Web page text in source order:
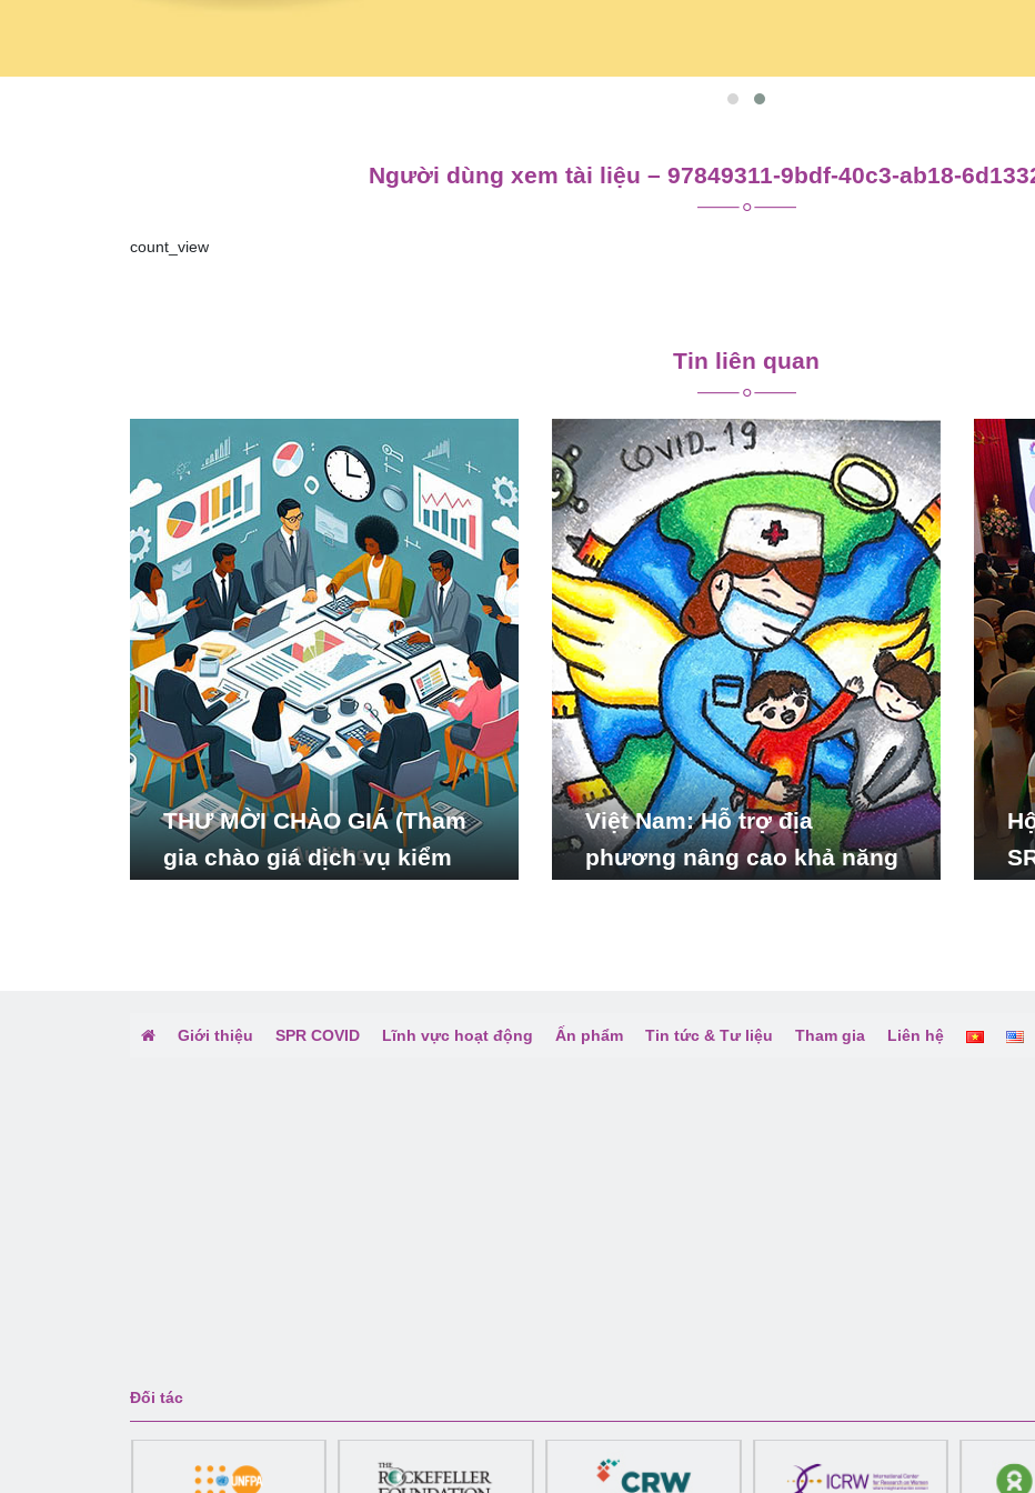
Người dùng xem tài liệu – 97849311-9bdf-40c3-ab18-
count_view
viết
Tin liên quan
THƯ MỜI CHÀO GIÁ (Tham
gia chào giá dịch vụ kiểm
Việt Nam: Hỗ trợ địa
phương nâng cao khả năng
Giới thiệu SPR COVID Lĩnh vực hoạt động Ấn phẩm Tin tức & Tư liệu Tham gia Liên hệ
Đối tác